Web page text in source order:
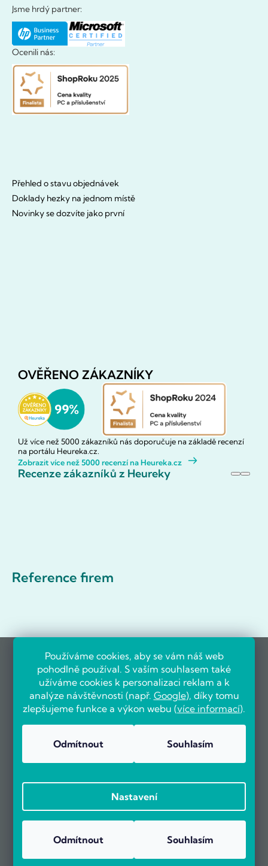
Používáme cookies, aby se vám náš web
pohodlně používal. S vaším souhlasem také
užíváme cookies k personalizaci reklam a k
analýze návštěvnosti (např. Google), díky tomu
zlepšujeme funkce a výkon webu (více informací).
Odmítnout Souhlasím
Nastavení
Odmítnout Souhlasím
Jsme hrdý partner:
Ocenili nás:
Přehled o stavu objednávek
Doklady hezky na jednom místě
Novinky se dozvíte jako první
OVĚŘENO ZÁKAZNÍKY
Už více než 5000 zákazníků nás doporučuje na základě recenzí
na portálu Heureka.cz.
Zobrazit více než 5000 recenzí na Heureka.cz
Recenze zákazníků z Heureky
Reference firem